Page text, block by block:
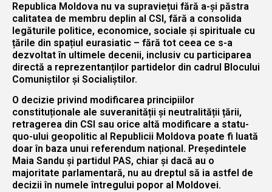
Republica Moldova nu va supraviețui fără a-și păstra
calitatea de membru deplin al CSI, fără a consolida
legăturile politice, economice, sociale și spirituale cu
țările din spațiul eurasiatic – fără tot ceea ce s-a
dezvoltat în ultimele decenii, inclusiv cu participarea
directă a reprezentanților partidelor din cadrul Blocului
Comuniștilor și Socialiștilor.
O decizie privind modificarea principiilor
constituționale ale suveranității și neutralității țării,
retragerea din CSI sau orice altă modificare a statu-
quo-ului geopolitic al Republicii Moldova poate fi luată
doar în baza unui referendum național. Președintele
Maia Sandu și partidul PAS, chiar și dacă au o
majoritate parlamentară, nu au dreptul să ia astfel de
decizii în numele întregului popor al Moldovei.